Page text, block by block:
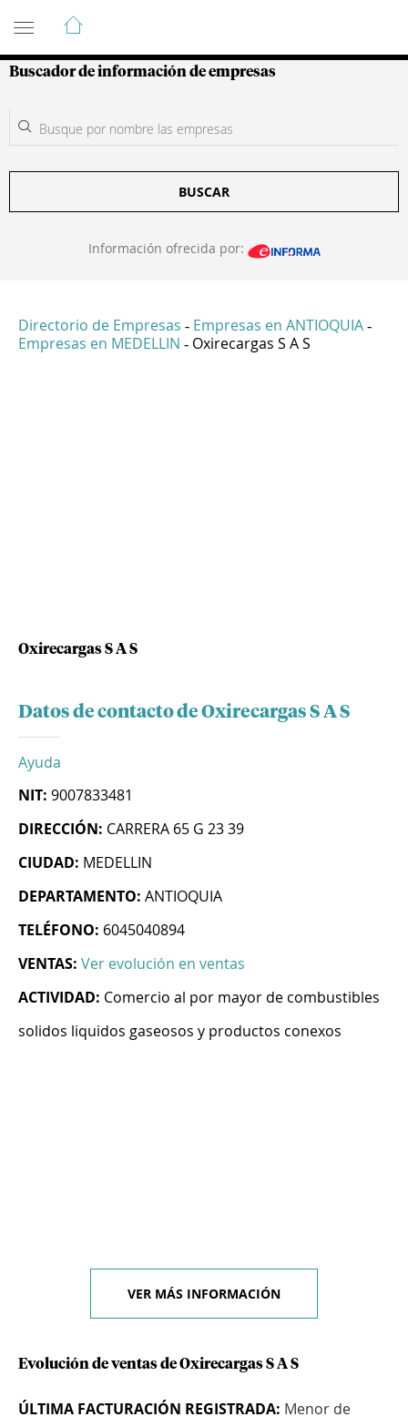
Guía de Empresas Colombianas
Buscador de información de empresas
BUSCAR
Información ofrecida por:
Directorio de Empresas - Empresas en ANTIOQUIA -
Empresas en MEDELLIN - Oxirecargas S A S
Oxirecargas S A S
Datos de contacto de Oxirecargas S A S
Ayuda
NIT: 9007833481
DIRECCIÓN: CARRERA 65 G 23 39
CIUDAD: MEDELLIN
DEPARTAMENTO: ANTIOQUIA
TELÉFONO: 6045040894
VENTAS: Ver evolución en ventas
ACTIVIDAD: Comercio al por mayor de combustibles
solidos liquidos gaseosos y productos conexos
VER MÁS INFORMACIÓN
Evolución de ventas de Oxirecargas S A S
ÚLTIMA FACTURACIÓN REGISTRADA: Menor de